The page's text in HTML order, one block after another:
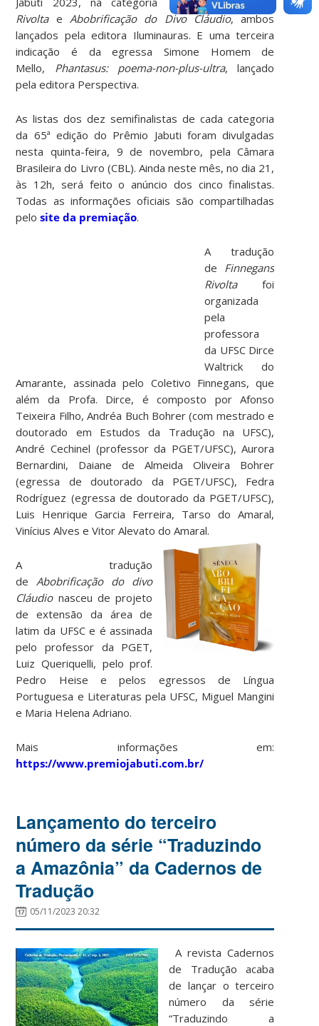
Rivoltae Abobrificação do Divo Cláudio, ambos
lançados pela editora Iluminauras. E uma terceira
indicação é da egressa Simone Homem de
Mello, Phantasus: poema-non-plus-ultra, lançado
pela editora Perspectiva.
As listas dos dez semifinalistas de cada categoria
da 65ª edição do Prêmio Jabuti foram divulgadas
nesta quinta-feira, 9 de novembro, pela Câmara
Brasileira do Livro (CBL). Ainda neste mês, no dia 21,
às 12h, será feito o anúncio dos cinco finalistas.
Todas as informações oficiais são compartilhadas
pelosite da premiação.
A tradução
de Finnegans
Rivoltafoi
organizada
pela
professora
da UFSC Dirce
Waltrick do
Amarante, assinada pelo Coletivo Finnegans, que
além da Profa. Dirce, é composto por Afonso
Teixeira Filho, Andréa Buch Bohrer (com mestrado e
doutorado em Estudos da Tradução na UFSC),
André Cechinel (professor da PGET/UFSC), Aurora
Bernardini, Daiane de Almeida Oliveira Bohrer
(egressa de doutorado da PGET/UFSC), Fedra
Rodríguez (egressa de doutorado da PGET/UFSC),
Luis Henrique Garcia Ferreira, Tarso do Amaral,
Vinícius Alves e Vitor Alevato do Amaral.
A tradução
de Abobrificação do divo
Cláudionasceu de projeto
de extensão da área de
latim da UFSC e é assinada
pelo professor da PGET,
Luiz Queriquelli, pelo prof.
Pedro Heise e pelos egressos de Língua
Portuguesa e Literaturas pela UFSC, Miguel Mangini
e Maria Helena Adriano.
Mais informações em:
https://www.premiojabuti.com.br/
Lançamento do terceiro
número da série “Traduzindo
a Amazônia” da Cadernos de
Tradução
05/11/2023 20:32
A revista Cadernos
de Tradução acaba
de lançar o terceiro
número da série
“Traduzindo a